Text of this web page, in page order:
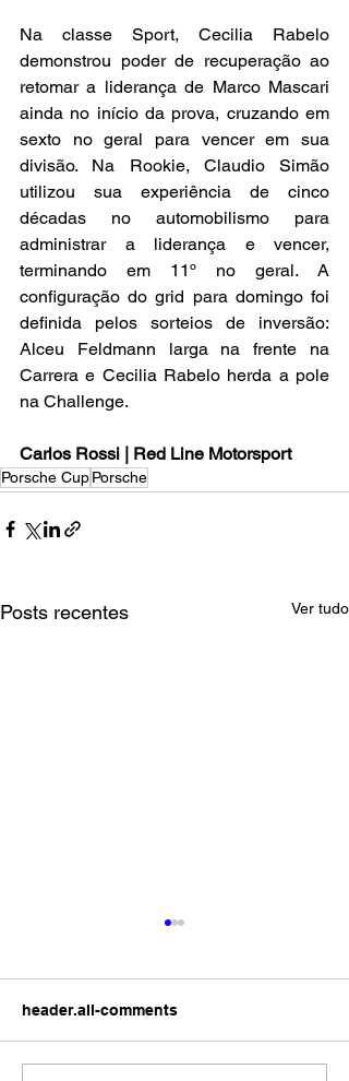
Na classe Sport, Cecilia Rabelo
demonstrou poder de recuperação ao
retomar a liderança de Marco Mascari
ainda no início da prova, cruzando em
sexto no geral para vencer em sua
divisão. Na Rookie, Claudio Simão
utilizou sua experiência de cinco
décadas no automobilismo para
administrar a liderança e vencer,
terminando em 11º no geral. A
configuração do grid para domingo foi
definida pelos sorteios de inversão:
Alceu Feldmann larga na frente na
Carrera e Cecilia Rabelo herda a pole
na Challenge.
Carlos Rossi | Red Line Motorsport
Porsche CupPorsche
Posts recentes Ver tudo
header.all-comments